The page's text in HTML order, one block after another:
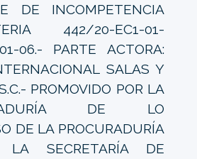
DE INCOMPETENCIA
442/20-EC1-01-
06.- PARTE ACTORA:
SALAS Y
PROMOVIDO POR LA
DE LO
DE LA PROCURADURÍA
SECRETARÍA DE